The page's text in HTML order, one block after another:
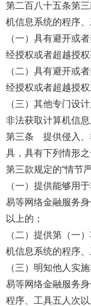
第二百八十五条第
机信息系统的程序、
（一）具有避开或
经授权或者超越授
（二）具有避开或
经授权或者超越授
（三）其他专门设
非法获取计算机信
第三条 提供侵入、
具，具有下列情形
第三款规定的“情节严
（一）提供能够用
易等网络金融服务
以上的；
（二）提供第（一
机信息系统的程序
（三）明知他人实
易等网络金融服务
程序、工具五人次以